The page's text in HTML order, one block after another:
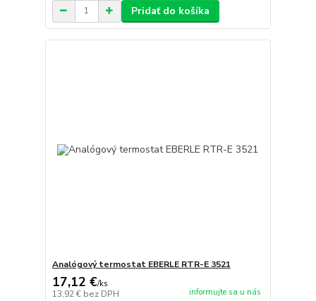
Pridať do košíka
Analógový termostat EBERLE RTR-E 3521
17,12 €/ks
13,92 € bez DPH informujte sa u nás